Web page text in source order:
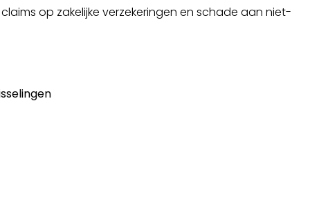
op zakelijke verzekeringen en schade aan niet-